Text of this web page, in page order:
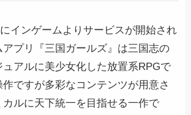
インゲームよりサービスが開始され
プリ『三国ガールズ』は三国志の
アルに美少女化した放置系RPGで
ですが多彩なコンテンツが用意さ
ルに天下統一を目指せる一作で